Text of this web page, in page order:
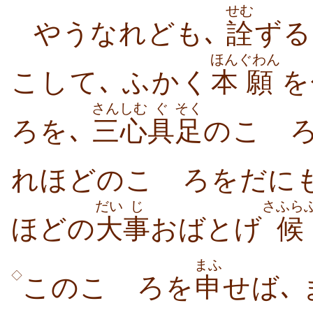
やうなれども､ 詮
せむ
ず
こして､ ふかく 本
ほん
願
ぐわん
を
ろを､ 三心
さんしむ
具
ぐ
足
そく
のこゝ
れほどのこゝろをだに
ほどの大
だい
事
じ
おばとげ 候
さふら
◇ このこゝろを 申
まふ
せば､